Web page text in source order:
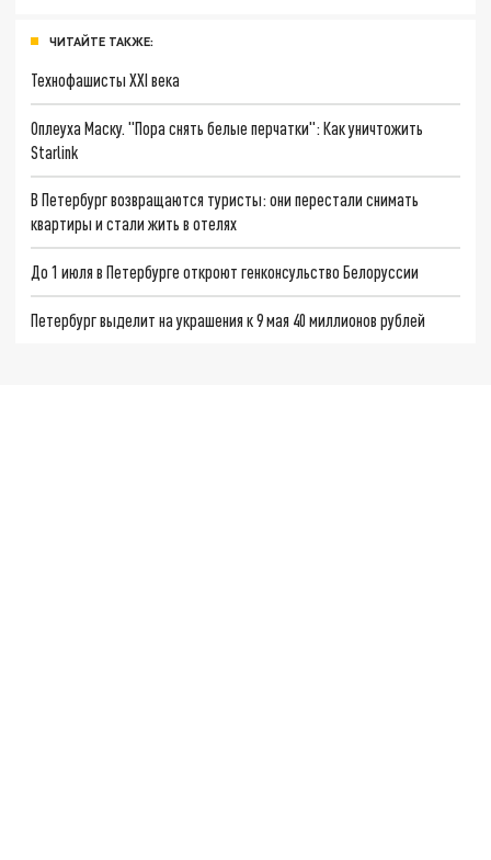
ЧИТАЙТЕ ТАКЖЕ:
Технофашисты XXI века
Оплеуха Маску. "Пора снять белые перчатки": Как уничтожить
Starlink
В Петербург возвращаются туристы: они перестали снимать
квартиры и стали жить в отелях
До 1 июля в Петербурге откроют генконсульство Белоруссии
Петербург выделит на украшения к 9 мая 40 миллионов рублей